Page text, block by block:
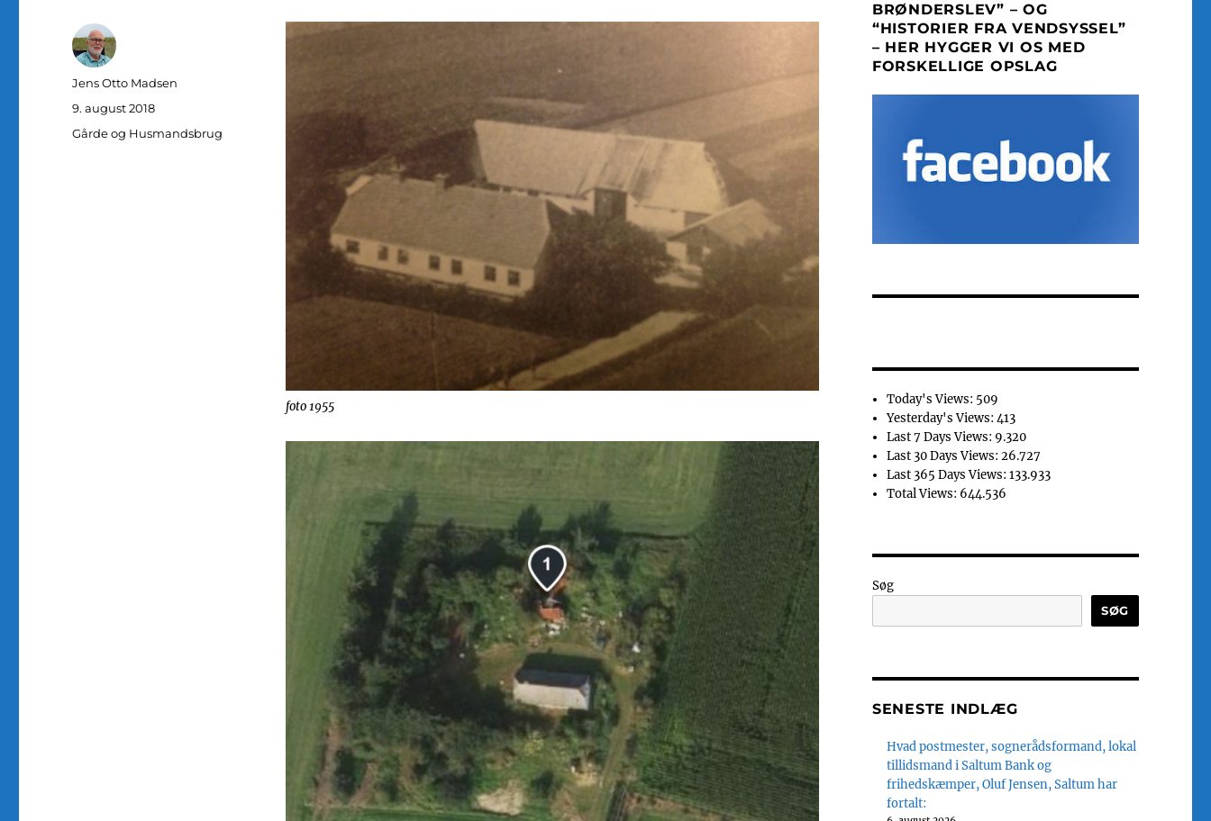
foto 1955
Forfatter
Jens Otto Madsen
Udgivet
9. august 2018
Kategorier
Gårde og Husmandsbrug
BRØNDERSLEV” – OG
“HISTORIER FRA VENDSYSSEL”
– HER HYGGER VI OS MED
FORSKELLIGE OPSLAG
Today's Views: 509
Yesterday's Views:413
Last 7 Days Views: 9.320
Last 30 Days Views:26.727
Last 365 Days Views:133.933
Total Views: 644.536
Søg
SØG
SENESTE INDLÆG
Hvad postmester, sognerådsformand, lokal
tillidsmand i Saltum Bank og
frihedskæmper, Oluf Jensen, Saltum har
fortalt: